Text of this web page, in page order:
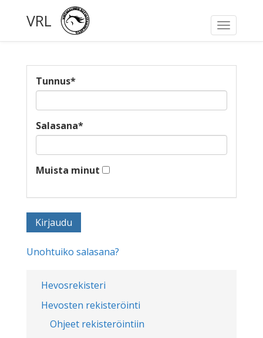
Toggle
VRL
Hevosrekisteri
Hevosten rekisteröinti
Ohjeet rekisteröintiin
Tunnus*
Salasana*
Muista minut
Unohtuiko salasana?